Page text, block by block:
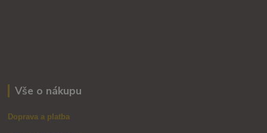
Vše o nákupu
Doprava a platba